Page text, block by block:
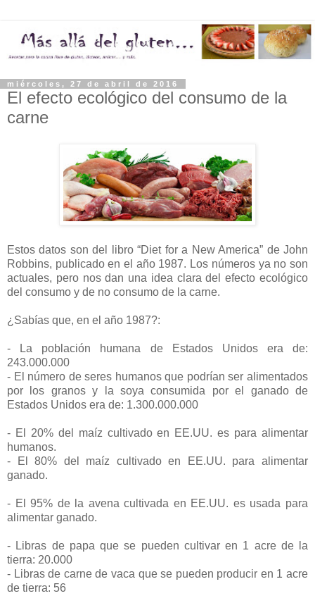
miércoles, 27 de abril de 2016
El efecto ecológico del consumo de la
carne
Estos datos son del libro “Diet for a New America” de John
Robbins, publicado en el año 1987. Los números ya no son
actuales, pero nos dan una idea clara del efecto ecológico
del consumo y de no consumo de la carne.
¿Sabías que, en el año 1987?:
- La población humana de Estados Unidos era de:
243.000.000
- El número de seres humanos que podrían ser alimentados
por los granos y la soya consumida por el ganado de
Estados Unidos era de: 1.300.000.000
- El 20% del maíz cultivado en EE.UU. es para alimentar
humanos.
- El 80% del maíz cultivado en EE.UU. para alimentar
ganado.
- El 95% de la avena cultivada en EE.UU. es usada para
alimentar ganado.
- Libras de papa que se pueden cultivar en 1 acre de la
tierra: 20.000
- Libras de carne de vaca que se pueden producir en 1 acre
de tierra: 56